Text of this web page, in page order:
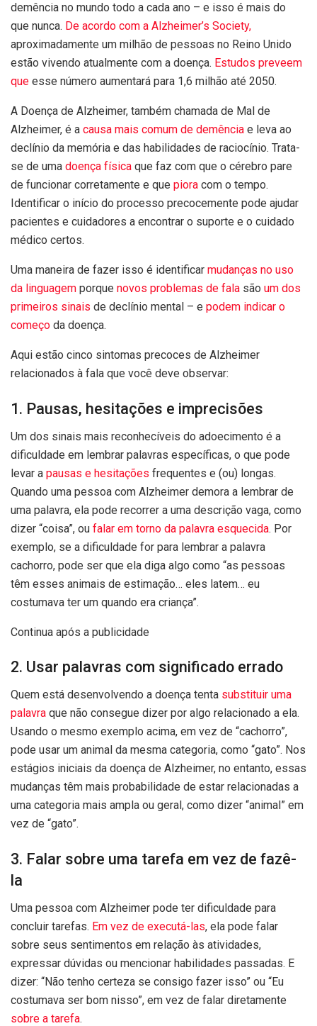
demência no mundo todo a cada ano – e isso é mais do
que nunca. De acordo com a Alzheimer’s Society,
aproximadamente um milhão de pessoas no Reino Unido
estão vivendo atualmente com a doença. Estudos preveem
que esse número aumentará para 1,6 milhão até 2050.
A Doença de Alzheimer, também chamada de Mal de
Alzheimer, é a causa mais comum de demência e leva ao
declínio da memória e das habilidades de raciocínio. Trata-
se de uma doença física que faz com que o cérebro pare
de funcionar corretamente e que piora com o tempo.
Identificar o início do processo precocemente pode ajudar
pacientes e cuidadores a encontrar o suporte e o cuidado
médico certos.
Uma maneira de fazer isso é identificar mudanças no uso
da linguagem porque novos problemas de fala são um dos
primeiros sinais de declínio mental – e podem indicar o
começo da doença.
Aqui estão cinco sintomas precoces de Alzheimer
relacionados à fala que você deve observar:
1. Pausas, hesitações e imprecisões
Um dos sinais mais reconhecíveis do adoecimento é a
dificuldade em lembrar palavras específicas, o que pode
levar a pausas e hesitações frequentes e (ou) longas.
Quando uma pessoa com Alzheimer demora a lembrar de
uma palavra, ela pode recorrer a uma descrição vaga, como
dizer “coisa”, ou falar em torno da palavra esquecida. Por
exemplo, se a dificuldade for para lembrar a palavra
cachorro, pode ser que ela diga algo como “as pessoas
têm esses animais de estimação… eles latem… eu
costumava ter um quando era criança”.
Continua após a publicidade
2. Usar palavras com significado errado
Quem está desenvolvendo a doença tenta substituir uma
palavra que não consegue dizer por algo relacionado a ela.
Usando o mesmo exemplo acima, em vez de “cachorro”,
pode usar um animal da mesma categoria, como “gato”. Nos
estágios iniciais da doença de Alzheimer, no entanto, essas
mudanças têm mais probabilidade de estar relacionadas a
uma categoria mais ampla ou geral, como dizer “animal” em
vez de “gato”.
3. Falar sobre uma tarefa em vez de fazê-
la
Uma pessoa com Alzheimer pode ter dificuldade para
concluir tarefas. Em vez de executá-las, ela pode falar
sobre seus sentimentos em relação às atividades,
expressar dúvidas ou mencionar habilidades passadas. E
dizer: “Não tenho certeza se consigo fazer isso” ou “Eu
costumava ser bom nisso”, em vez de falar diretamente
sobre a tarefa.